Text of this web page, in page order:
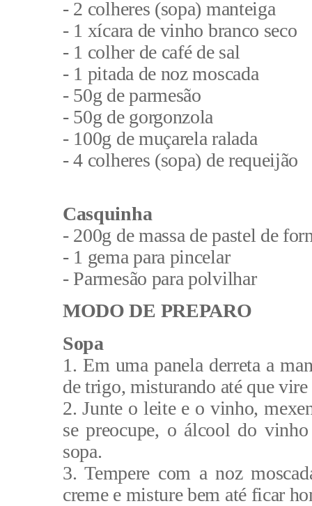
- 2 colheres (sopa) manteiga
- 1 xícara de vinho branco seco
- 1 colher de café de sal
- 1 pitada de noz moscada
- 50g de parmesão
- 50g de gorgonzola
- 100g de muçarela ralada
- 4 colheres (sopa) de requeijão
Casquinha
- 200g de massa de pastel de
- 1 gema para pincelar
- Parmesão para polvilhar
MODO DE PREPARO
Sopa
1. Em uma panela derreta a
de trigo, misturando até que vire
2. Junte o leite e o vinho,
se preocupe, o álcool do
sopa.
3. Tempere com a noz
creme e misture bem até ficar